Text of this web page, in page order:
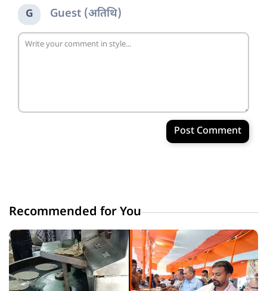
G Guest (अतिथि)
Post Comment
Recommended for You